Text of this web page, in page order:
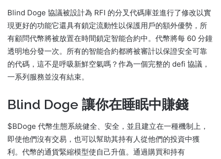
Blind Doge 協議被設計為 RFI 的分叉代碼庫並進行了修改以實
現更好的功能它還具有鎖定流動性以保護用戶的額外優勢，所
有顧問代幣將被放置在時間鎖定智能合約中。 代幣將每 60 分鐘
透明地分發一次。 所有的智能合約都將被審計以保證安全可靠
的代碼，這不是呼吸新鮮空氣嗎？ 作為一個完整的 defi 協議，
一系列服務並沒有結束。
Blind Doge 讓你在睡眠中賺錢
$BDoge 代幣生態系統健全、安全，並且建立在一種機制上，
即使他們沒有交易，也可以幫助其持有人從他們的投資中獲
利。 代幣的通貨緊縮模型使自己升值。 通過購買和持有